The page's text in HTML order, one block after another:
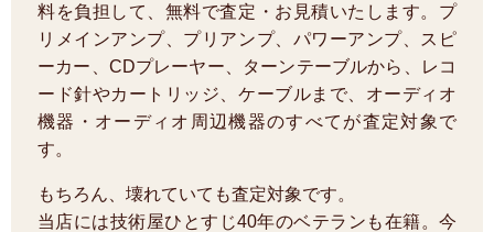
料を負担して、無料で査定・お見積いたします。プ
リメインアンプ、プリアンプ、パワーアンプ、スピ
ーカー、CDプレーヤー、ターンテーブルから、レコ
ード針やカートリッジ、ケーブルまで、オーディオ
機器・オーディオ周辺機器のすべてが査定対象で
す。
もちろん、壊れていても査定対象です。
当店には技術屋ひとすじ40年のベテランも在籍。今